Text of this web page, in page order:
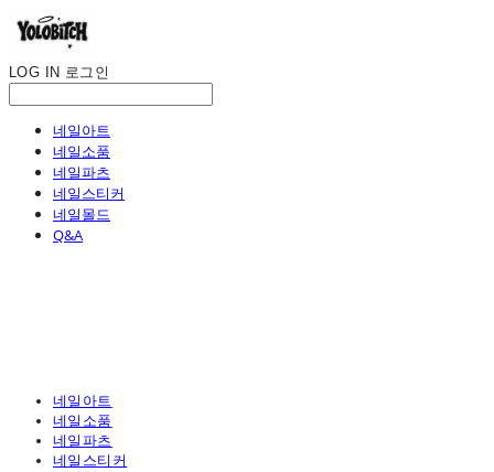
LOG IN 로그인
네일아트
네일소품
네일파츠
네일스티커
네일몰드
Q&A
네일아트
네일소품
네일파츠
네일스티커